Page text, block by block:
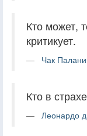
Кто может,
критикует.
Чак
Кто в
Леонардо